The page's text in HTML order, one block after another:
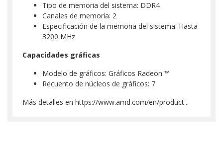
Tipo de memoria del sistema: DDR4
Canales de memoria: 2
Especificación de la memoria del sistema: Hasta
3200 MHz
Capacidades gráficas
Modelo de gráficos: Gráficos Radeon ™
Recuento de núcleos de gráficos: 7
Más detalles en https://www.amd.com/en/product...